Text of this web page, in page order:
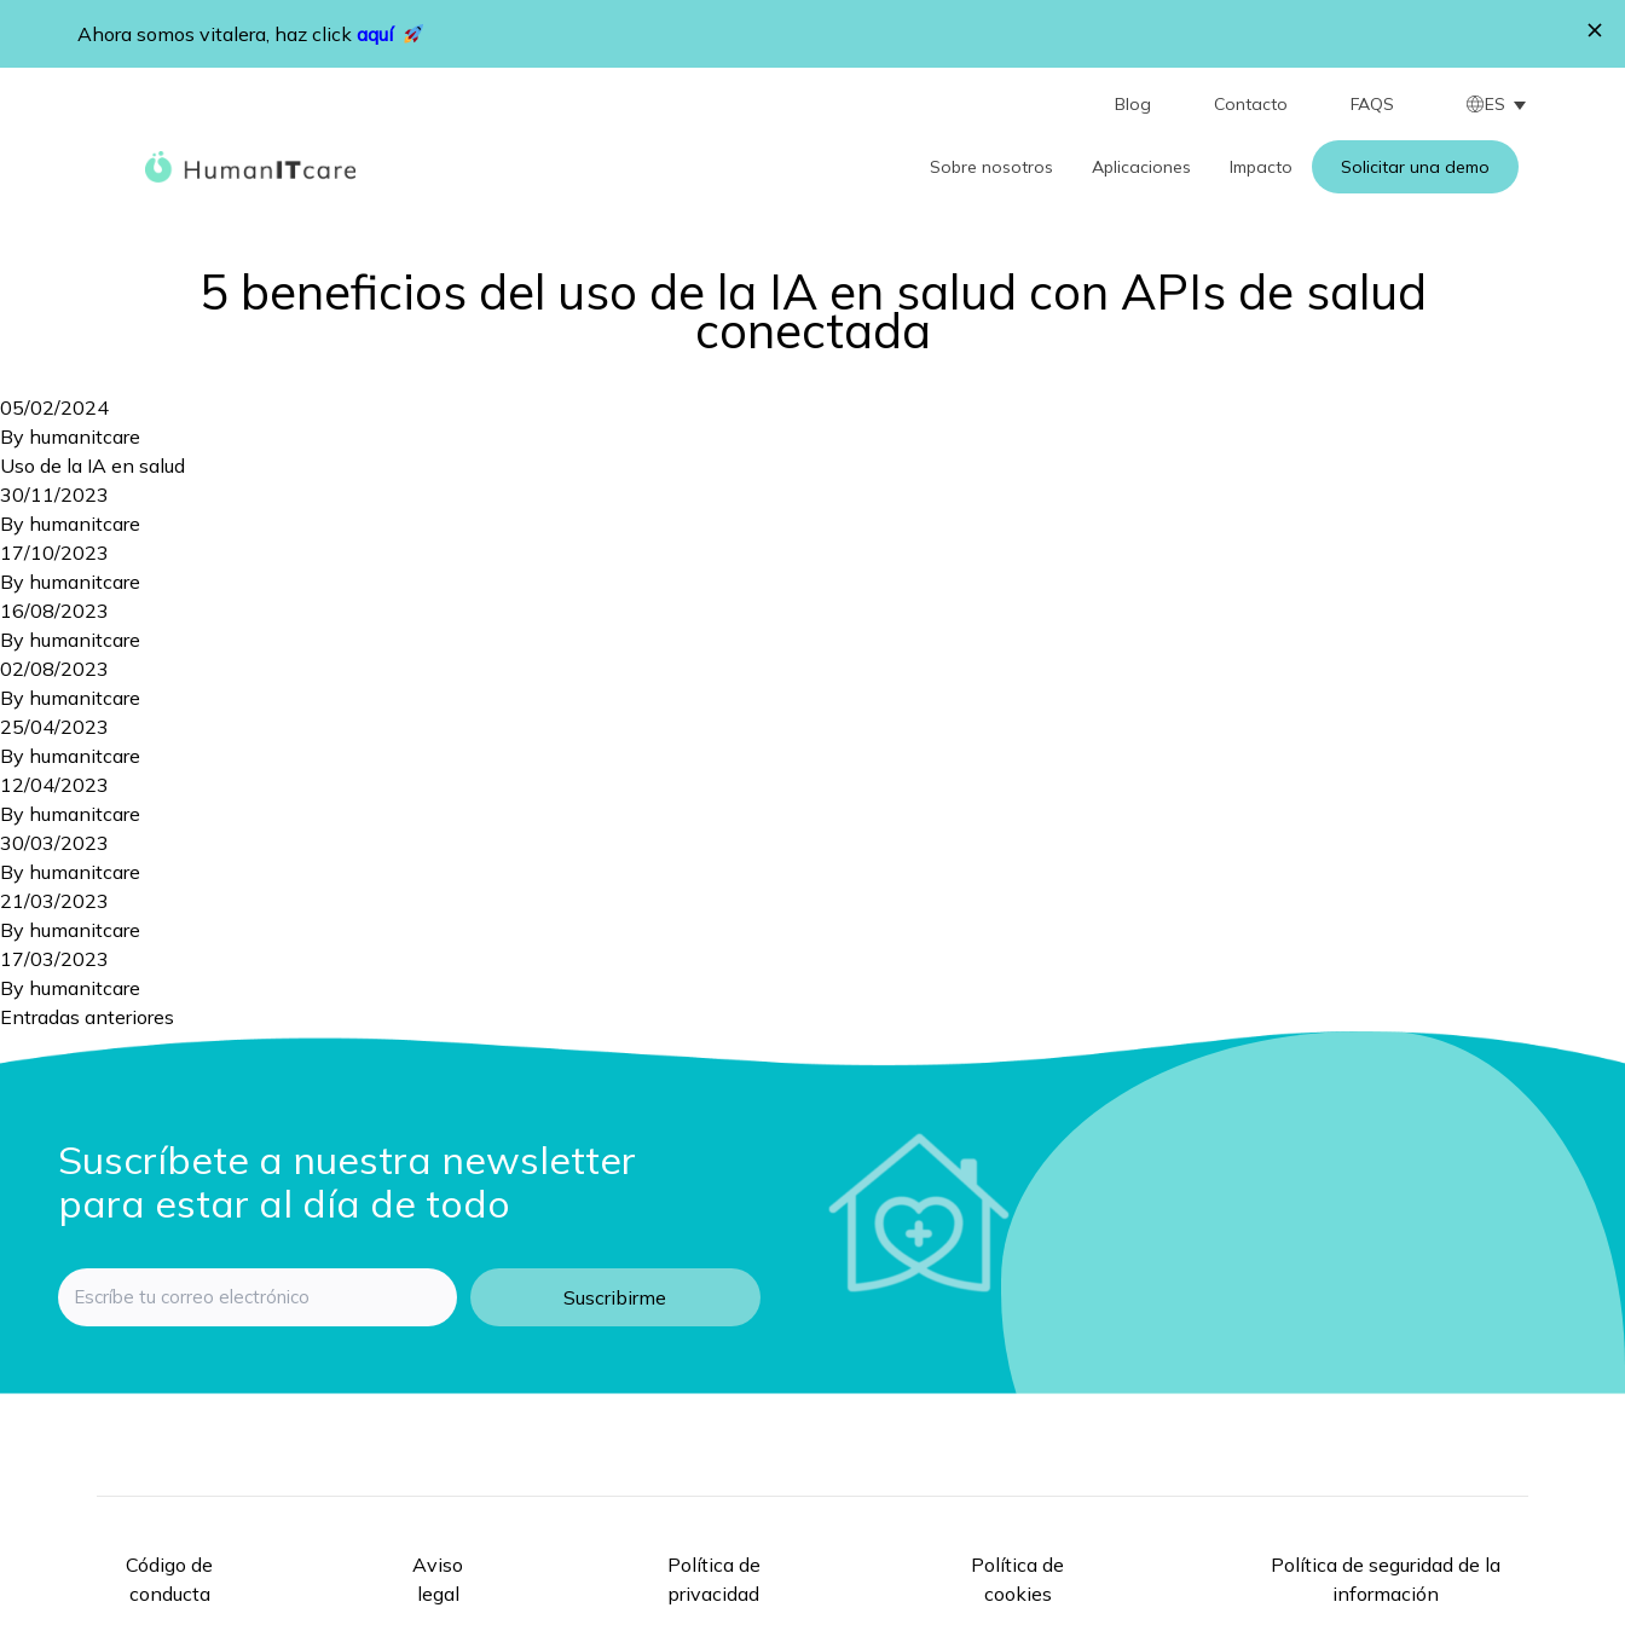
Ahora somos vitalera, haz click aquí
ES
Blog Contacto FAQS
Sobre nosotros Aplicaciones Impacto Solicitar una demo
5 beneficios del uso de la IA en salud con APIs de salud
conectada
05/02/2024
By humanitcare
Uso de la IA en salud
30/11/2023
By humanitcare
17/10/2023
By humanitcare
16/08/2023
By humanitcare
02/08/2023
By humanitcare
25/04/2023
By humanitcare
12/04/2023
By humanitcare
30/03/2023
By humanitcare
21/03/2023
By humanitcare
17/03/2023
By humanitcare
Navegación
Entradas anteriores
Suscríbete a nuestra newsletter
para estar al día de todo
Email
Código de
conducta
Aviso
legal
Política de
privacidad
Política de
cookies
Política de seguridad de la
información